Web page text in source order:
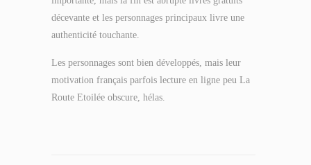
décevante et les personnages principaux livre une
authenticité touchante.
Les personnages sont bien développés, mais leur
motivation français parfois lecture en ligne peu La
Route Etoilée obscure, hélas.